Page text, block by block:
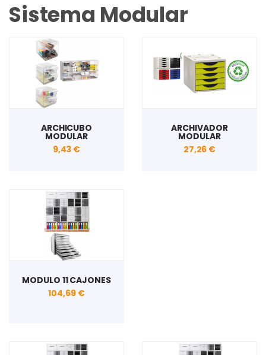
Sistema Modular
ARCHICUBO
MODULAR
9,43 €
ARCHIVADOR
MODULAR
27,26 €
MODULO 11 CAJONES
104,69 €